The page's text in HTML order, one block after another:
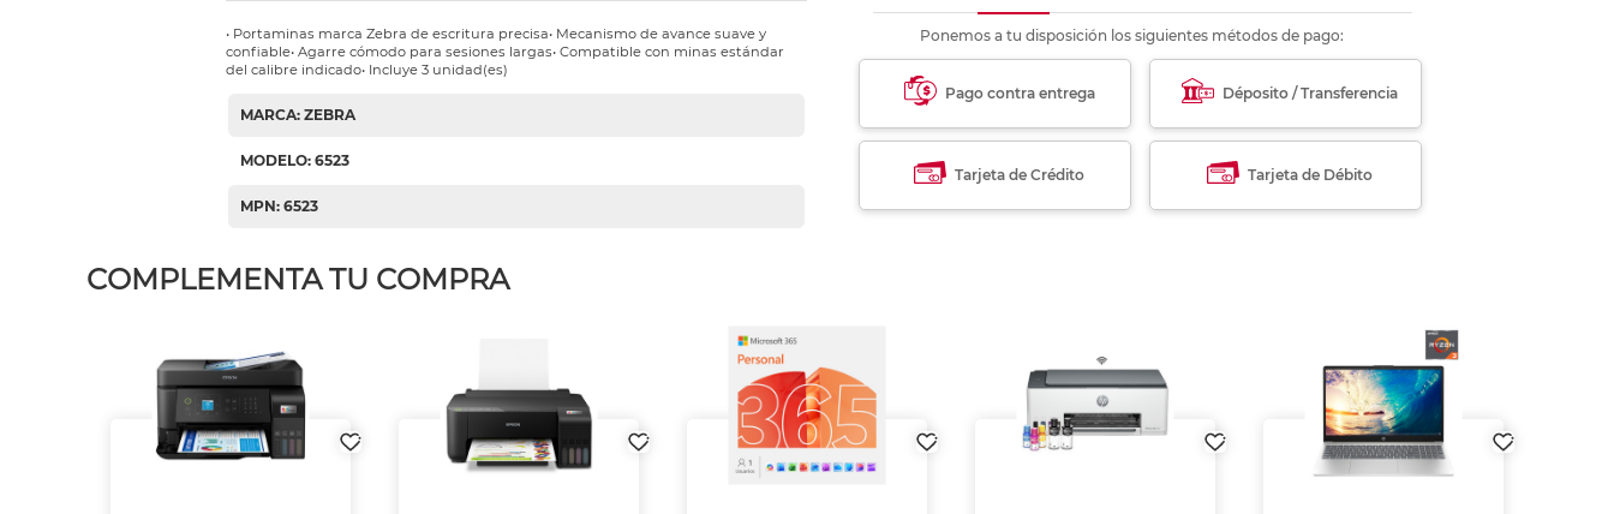
• Portaminas marca Zebra de escritura precisa• Mecanismo de avance suave y
confiable• Agarre cómodo para sesiones largas• Compatible con minas estándar
del calibre indicado• Incluye 3 unidad(es)
MARCA: ZEBRA
MODELO: 6523
MPN: 6523
Ponemos a tu disposición los siguientes métodos de pago:
Pago contra entrega Déposito / Transferencia
Tarjeta de Crédito Tarjeta de Débito
COMPLEMENTA TU COMPRA